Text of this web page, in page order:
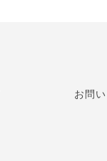
お問